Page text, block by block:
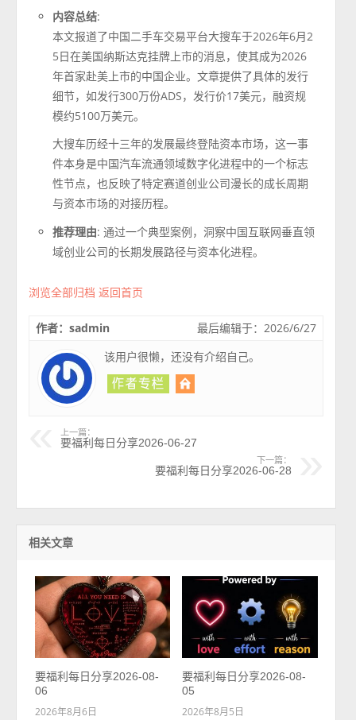
内容总结:
本文报道了中国二手车交易平台大搜车于2026年6月2
5日在美国纳斯达克挂牌上市的消息，使其成为2026
年首家赴美上市的中国企业。文章提供了具体的发行
细节，如发行300万份ADS，发行价17美元，融资规
模约5100万美元。
大搜车历经十三年的发展最终登陆资本市场，这一事
件本身是中国汽车流通领域数字化进程中的一个标志
性节点，也反映了特定赛道创业公司漫长的成长周期
与资本市场的对接历程。
推荐理由: 通过一个典型案例，洞察中国互联网垂直领
域创业公司的长期发展路径与资本化进程。
浏览全部归档 返回首页
最后编辑于：2026/6/27
作者：sadmin
该用户很懒，还没有介绍自己。
上一篇：
要福利每日分享2026-06-27
下一篇：
要福利每日分享2026-06-28
相关文章
要福利每日分享2026-08-
06
2026年8月6日
要福利每日分享2026-08-
05
2026年8月5日